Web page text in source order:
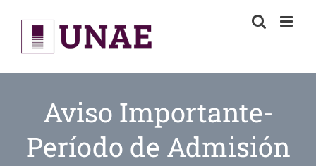
content
Aviso Importante-
Período de Admisión